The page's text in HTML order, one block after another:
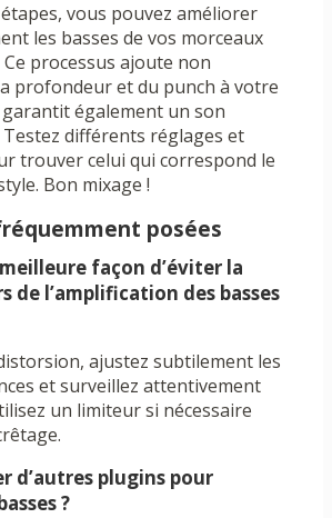
vous pouvez améliorer
les basses de vos morceaux
Ce processus ajoute non
profondeur et du punch à votre
également un son
différents réglages et
trouver celui qui correspond le
Bon mixage !
posées
façon d’éviter la
de l’amplification des basses
ajustez subtilement les
et surveillez attentivement
un limiteur si nécessaire
d’autres plugins pour
?